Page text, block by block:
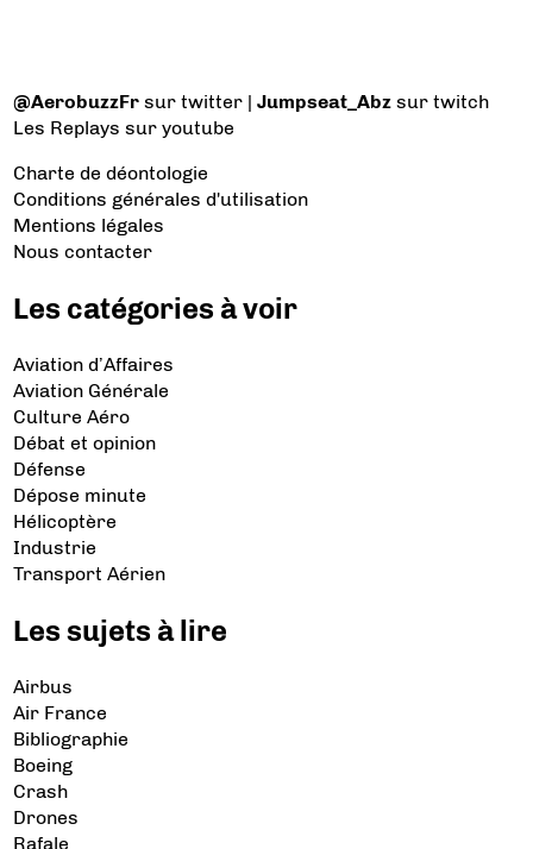
@AerobuzzFr sur twitter |Jumpseat_Abz sur twitch
Les Replays sur youtube
Charte de déontologie
Conditions générales d'utilisation
Mentions légales
Nous contacter
Les catégories à voir
Aviation d’Affaires
Aviation Générale
Culture Aéro
Débat et opinion
Défense
Dépose minute
Hélicoptère
Industrie
Transport Aérien
Les sujets à lire
Airbus
Air France
Bibliographie
Boeing
Crash
Drones
Rafale